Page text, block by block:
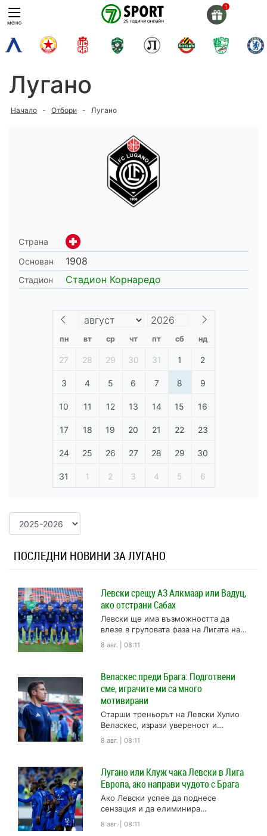
Skip
to
content
меню
Лугано
Начало - Отбори - Лугано
Страна
Основан
1908
Стадион Стадион Корнаредо
пн вт ср чт пт сб нд
27 28 29 30 31 1 2
3 4 5 6 7 8 9
10 11 12 13 14 15 16
17 18 19 20 21 22 23
24 25 26 27 28 29 30
31 1 2 3 4 5 6
ПОСЛЕДНИ НОВИНИ ЗА ЛУГАНО
Левски срещу АЗ Алкмаар или Вадуц,
ако отстрани Сабах
Левски ще има възможността да
влезе в груповата фаза на Лигата на
Конференциите, ако първо отстрани
Сабах, а след това...
8 авг. | 08:11
Веласкес преди Брага: Подготвени
сме, играчите ми са много
мотивирани
Старши треньорът на Левски Хулио
Веласкес, изрази увереност и
оптимизъм преди решителния
реванш срещу португалския Брага
8 авг. | 08:11
Лугано или Клуж чака Левски в Лига
Европа, ако направи чудото с Брага
Ако Левски успее да поднесе
сензация и да елиминира
португалския гранд Спортинг Брага,
„сините“ ще се изправят срещу
8 авг. | 08:11